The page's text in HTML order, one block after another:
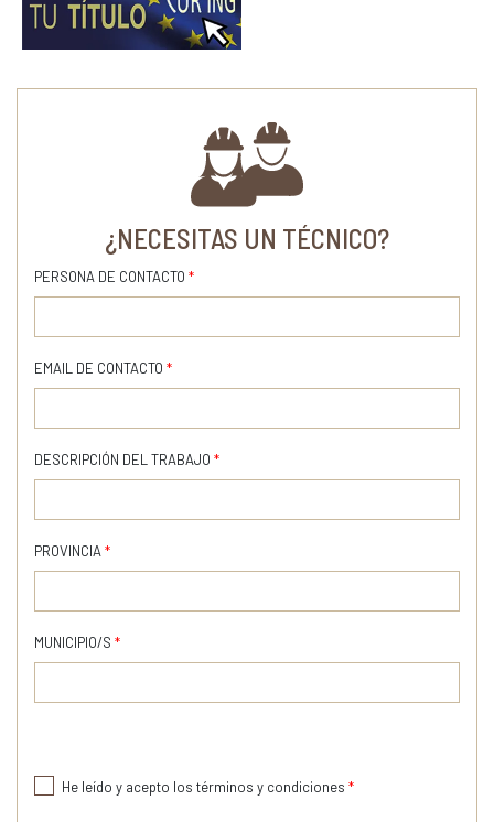
¿NECESITAS UN TÉCNICO?
PERSONA DE CONTACTO *
EMAIL DE CONTACTO *
DESCRIPCIÓN DEL TRABAJO *
PROVINCIA *
MUNICIPIO/S *
He leído y acepto los términos y condiciones *